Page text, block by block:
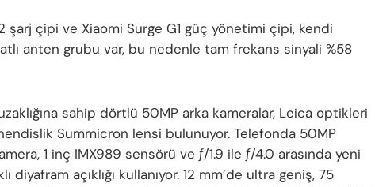
şarj çipi ve Xiaomi Surge G1 güç yönetimi çipi, kendi
anten grubu var, bu nedenle tam frekans sinyali %58
sahip dörtlü 50MP arka kameralar, Leica optikleri
Summicron lensi bulunuyor. Telefonda 50MP
1 inç IMX989 sensörü ve ƒ/1.9 ile ƒ/4.0 arasında yeni
diyafram açıklığı kullanıyor. 12 mm’de ultra geniş, 75